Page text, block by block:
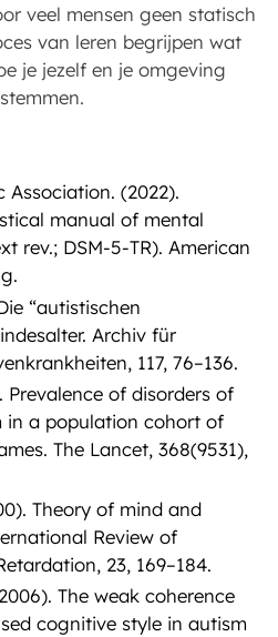
veel mensen geen statisch
van leren begrijpen wat
je jezelf en je omgeving
Association. (2022).
manual of mental
rev.; DSM-5-TR). American
“autistischen
Archiv für
117, 76–136.
Prevalence of disorders of
in a population cohort of
The Lancet, 368(9531),
Theory of mind and
Review of
23, 169–184.
The weak coherence
cognitive style in autism